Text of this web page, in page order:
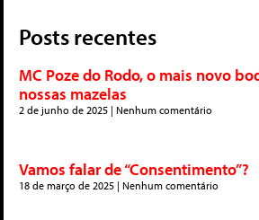
Posts recentes
MC Poze do Rodo, o mais novo
nossas mazelas
2 de junho de 2025 Nenhum comentário
Vamos falar de “Consentimento”?
18 de março de 2025 Nenhum comentário